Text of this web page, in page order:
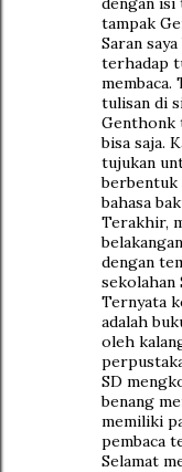
tampak
Saran
terhadap
membaca.
tulisan di
Genthonk
bisa saja.
tujukan
berbentuk
bahasa
Terakhir,
dengan
sekolahan
Ternyata
adalah
oleh
SD
benang
memiliki
pembaca
Selamat